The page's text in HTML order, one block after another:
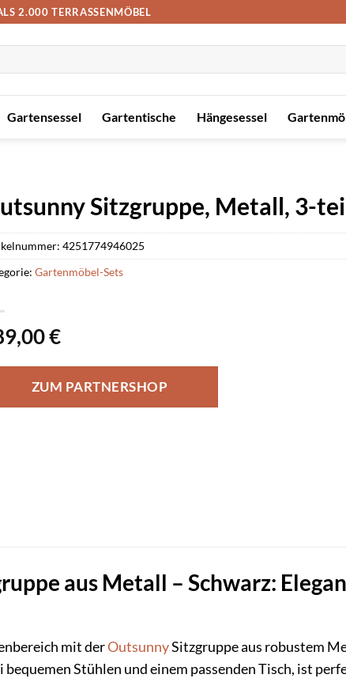
2.000 TERRASSENMÖBEL
Gartensessel Gartentische Hängesessel
Sitzgruppe, Metall, 3-
€
ZUM PARTNERSHOP
4251774946025
Gartenmöbel-Sets
aus Metall – Schwarz:
mit derOutsunnySitzgruppe aus robustem
Stühlen und einem passenden Tisch, ist